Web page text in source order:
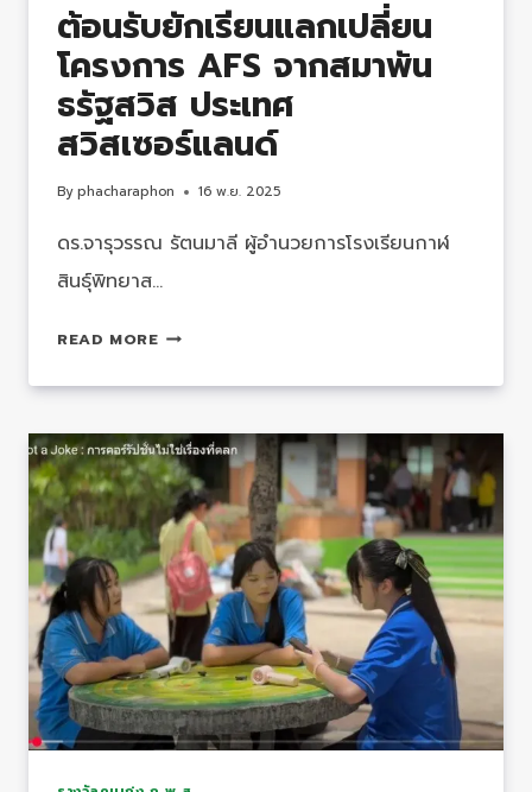
การ
ขยาย
ภูมิปัญญา
ศิลปิน
พัฒนา
ต้อนรับยักเรียนแลกเปลี่ยน
โครงการ AFS จากสมาพัน
ธรัฐสวิส ประเทศ
สวิสเซอร์แลนด์
Byphacharaphon 16 พ.ย. 2025
ดร.จารุวรรณ รัตนมาลี ผู้อำนวยการโรงเรียนกาฬ
สินธุ์พิทยาส…
READ MOREต้อนรับ
เรียน
เปลี่ยน
โครงการ
AFS
จาก
สมา
พัน
ธรัฐส
วิส
ประเทศ
สวิสเซอร์แลนด์